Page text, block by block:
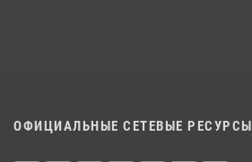
ОФИЦИАЛЬНЫЕ СЕТЕВЫЕ РЕСУРСЫ